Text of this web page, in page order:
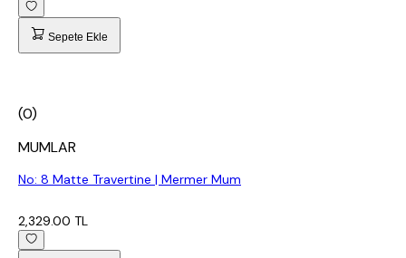
Sepete Ekle
(0)
MUMLAR
No: 8 Matte Travertine | Mermer Mum
2,329.00 TL